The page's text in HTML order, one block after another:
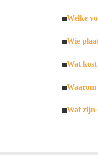
Welke
Wie
Wat
Waarom
Wat zijn